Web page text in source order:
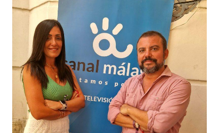
recibe
Selección
Española
de
Hockey
antes
de